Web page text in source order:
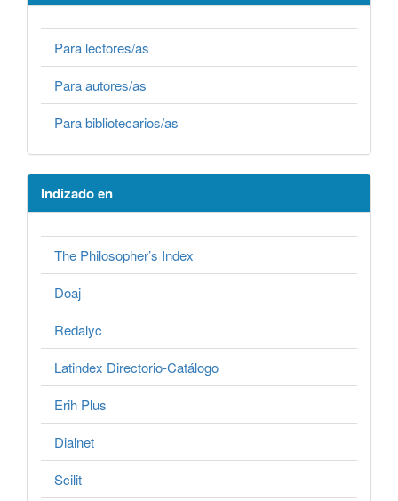
Para lectores/as
Para autores/as
Para bibliotecarios/as
Indizado en
The Philosopher’s Index
Doaj
Redalyc
Latindex Directorio-Catálogo
Erih Plus
Dialnet
Scilit